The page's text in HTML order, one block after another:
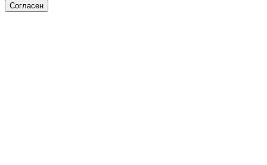
Согласен